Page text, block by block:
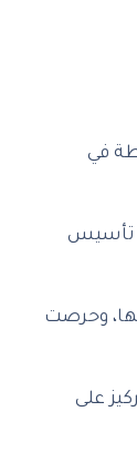
في
تأسيس
وحرصت
على